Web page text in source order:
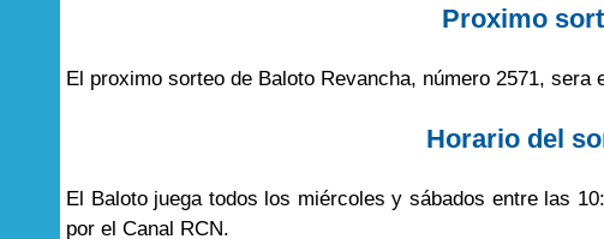
Proximo
El proximo sorteo de Baloto Revancha, número 2571, sera
Horario del
El Baloto juega todos los miércoles y sábados entre las
por el Canal RCN.